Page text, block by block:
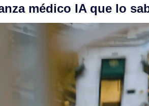
médico IA que lo